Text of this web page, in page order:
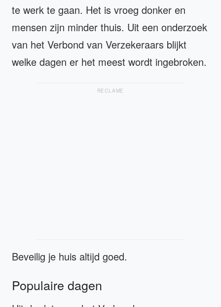
te werk te gaan. Het is vroeg donker en
mensen zijn minder thuis. Uit een onderzoek
van het Verbond van Verzekeraars blijkt
welke dagen er het meest wordt ingebroken.
RECLAME
Beveilig je huis altijd goed.
Populaire dagen